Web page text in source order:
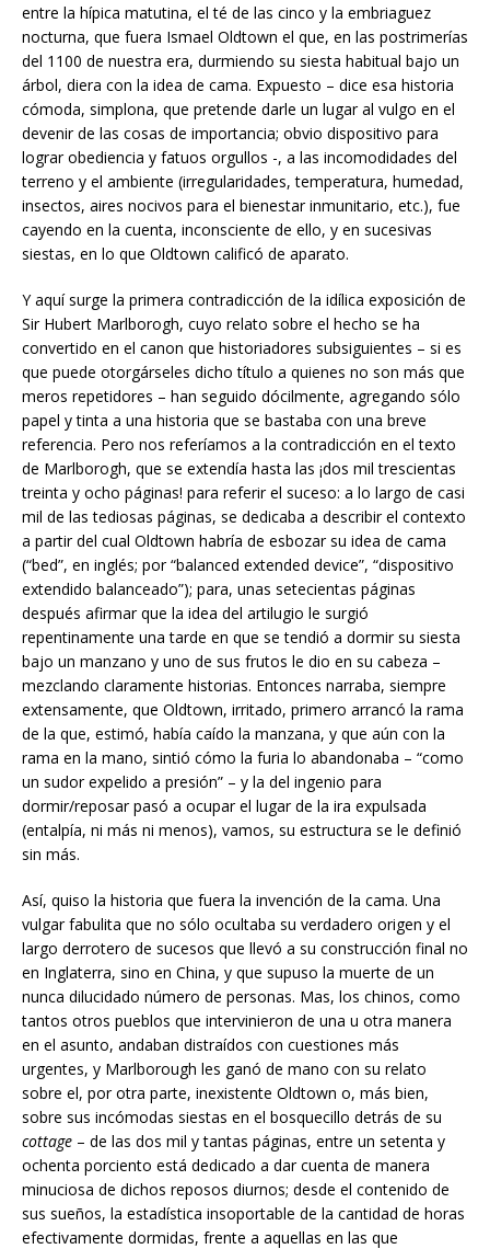
entre la hípica matutina, el té de las cinco y la embriaguez
nocturna, que fuera Ismael Oldtown el que, en las postrimerías
del 1100 de nuestra era, durmiendo su siesta habitual bajo un
árbol, diera con la idea de cama. Expuesto – dice esa historia
cómoda, simplona, que pretende darle un lugar al vulgo en el
devenir de las cosas de importancia; obvio dispositivo para
lograr obediencia y fatuos orgullos -, a las incomodidades del
terreno y el ambiente (irregularidades, temperatura, humedad,
insectos, aires nocivos para el bienestar inmunitario, etc.), fue
cayendo en la cuenta, inconsciente de ello, y en sucesivas
siestas, en lo que Oldtown calificó de aparato.
Y aquí surge la primera contradicción de la idílica exposición de
Sir Hubert Marlborogh, cuyo relato sobre el hecho se ha
convertido en el canon que historiadores subsiguientes – si es
que puede otorgárseles dicho título a quienes no son más que
meros repetidores – han seguido dócilmente, agregando sólo
papel y tinta a una historia que se bastaba con una breve
referencia. Pero nos referíamos a la contradicción en el texto
de Marlborogh, que se extendía hasta las ¡dos mil trescientas
treinta y ocho páginas! para referir el suceso: a lo largo de casi
mil de las tediosas páginas, se dedicaba a describir el contexto
a partir del cual Oldtown habría de esbozar su idea de cama
(“bed”, en inglés; por “balanced extended device”, “dispositivo
extendido balanceado”); para, unas setecientas páginas
después afirmar que la idea del artilugio le surgió
repentinamente una tarde en que se tendió a dormir su siesta
bajo un manzano y uno de sus frutos le dio en su cabeza –
mezclando claramente historias. Entonces narraba, siempre
extensamente, que Oldtown, irritado, primero arrancó la rama
de la que, estimó, había caído la manzana, y que aún con la
rama en la mano, sintió cómo la furia lo abandonaba – “como
un sudor expelido a presión” – y la del ingenio para
dormir/reposar pasó a ocupar el lugar de la ira expulsada
(entalpía, ni más ni menos), vamos, su estructura se le definió
sin más.
Así, quiso la historia que fuera la invención de la cama. Una
vulgar fabulita que no sólo ocultaba su verdadero origen y el
largo derrotero de sucesos que llevó a su construcción final no
en Inglaterra, sino en China, y que supuso la muerte de un
nunca dilucidado número de personas. Mas, los chinos, como
tantos otros pueblos que intervinieron de una u otra manera
en el asunto, andaban distraídos con cuestiones más
urgentes, y Marlborough les ganó de mano con su relato
sobre el, por otra parte, inexistente Oldtown o, más bien,
sobre sus incómodas siestas en el bosquecillo detrás de su
cottage – de las dos mil y tantas páginas, entre un setenta y
ochenta porciento está dedicado a dar cuenta de manera
minuciosa de dichos reposos diurnos; desde el contenido de
sus sueños, la estadística insoportable de la cantidad de horas
efectivamente dormidas, frente a aquellas en las que